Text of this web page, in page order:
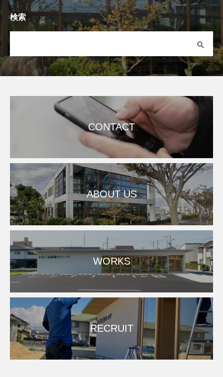
検索
CONTACT
ABOUT US
WORKS
RECRUIT